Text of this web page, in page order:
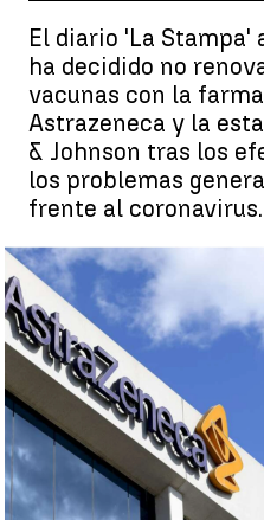
El diario 'La Stampa'
ha decidido no
vacunas con la
Astrazeneca y la
& Johnson tras los
los problemas
frente al coronavirus.
La Unión Europea no
vacunas con AstraZeneca y
Antena 3 Noticias
Publicado:
14 de abril de